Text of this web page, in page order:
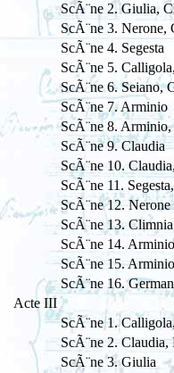
ScÃ¨ne 2. Giulia,
ScÃ¨ne 3.
ScÃ¨ne 4. Segesta
ScÃ¨ne 5.
ScÃ¨ne 6. Seiano,
ScÃ¨ne 7. Arminio
ScÃ¨ne 8.
ScÃ¨ne 9. Claudia
ScÃ¨ne 10.
ScÃ¨ne 11.
ScÃ¨ne 12. Nerone
ScÃ¨ne 13.
ScÃ¨ne 14. Arminio
ScÃ¨ne 15.
ScÃ¨ne 16.
Acte III
ScÃ¨ne 1.
ScÃ¨ne 2. Claudia,
ScÃ¨ne 3. Giulia